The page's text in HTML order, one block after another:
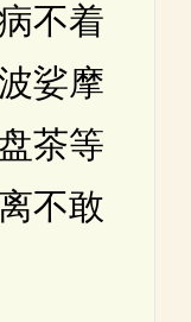
不着
娑摩
茶等
不敢